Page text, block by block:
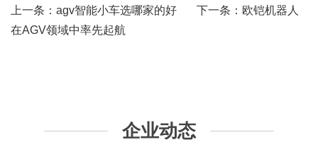
上一条： agv智能小车选哪家的好 下一条： 欧铠机器人
在AGV领域中率先起航
企业动态